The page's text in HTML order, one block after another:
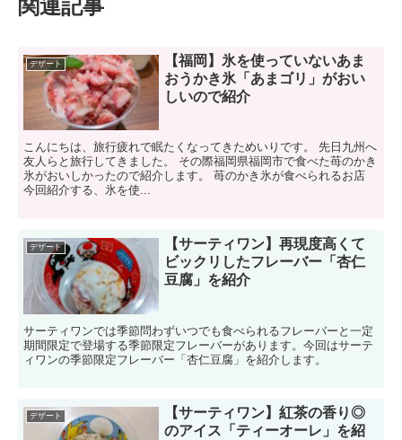
関連記事
デザート
【福岡】氷を使っていないあま
おうかき氷「あまゴリ」がおい
しいので紹介
こんにちは、旅行疲れで眠たくなってきためいりです。 先日九州へ
友人らと旅行してきました。 その際福岡県福岡市で食べた苺のかき
氷がおいしかったので紹介します。 苺のかき氷が食べられるお店
今回紹介する、氷を使...
デザート
【サーティワン】再現度高くて
ビックリしたフレーバー「杏仁
豆腐」を紹介
サーティワンでは季節問わずいつでも食べられるフレーバーと一定
期間限定で登場する季節限定フレーバーがあります。今回はサーテ
ィワンの季節限定フレーバー「杏仁豆腐」を紹介します。
デザート
【サーティワン】紅茶の香り◎
のアイス「ティーオーレ」を紹